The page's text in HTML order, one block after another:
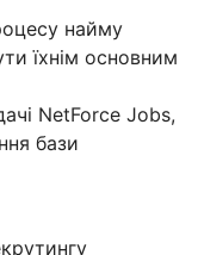
найму
їхнім основним
NetForce Jobs,
бази